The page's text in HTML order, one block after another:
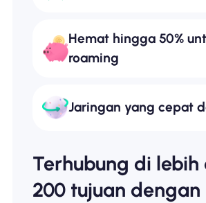
Hemat hingga 50%
roaming
Jaringan yang cepat
Terhubung di lebih
200 tujuan dengan